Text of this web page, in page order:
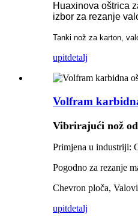
Huaxinova oštrica
izbor za rezanje
Tanki nož za karton,
upitdetalj
Volfram
Vibrirajući nož
Primjena u industriji:
Pogodno za rezanje
Chevron ploča,
upitdetalj